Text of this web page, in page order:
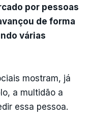
por pessoas
de forma
várias
mostram, já
a multidão a
essa pessoa.